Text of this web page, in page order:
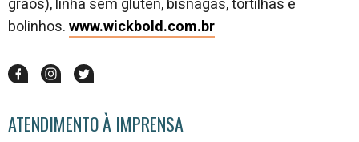
grãos), linha sem glúten, bisnagas, tortilhas e
bolinhos.www.wickbold.com.br
ATENDIMENTO À IMPRENSA